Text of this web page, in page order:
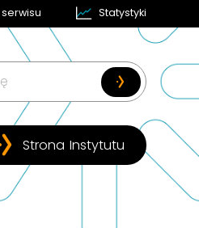
Strona Instytutu
Statystyki